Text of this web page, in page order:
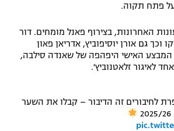
1 – "מרלן"
פתח תקוה.
האחרונות, בצירוף פאנל מומחים. דור
וכך גם אורן יוסיפוביץ, אדריאן פאון
המבצע האישי היפהפה של שאנדה סילבה,
לאיגור זלאטנוביץ'.
לחיבורים זה הדיבור – קבלו את השער